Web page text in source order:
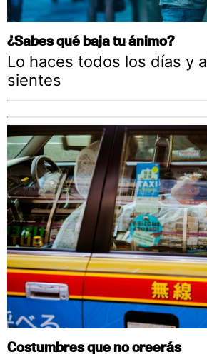
¿Sabes qué baja tu ánimo?
Lo haces todos los días y
sientes
Costumbres que no creerás